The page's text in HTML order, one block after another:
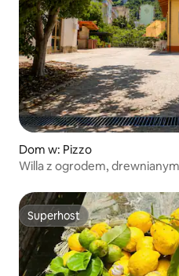
Dom w: Pizzo
Willa z ogrodem,
Superhost
Superhost